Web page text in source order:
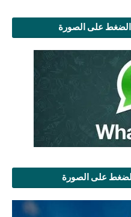
الضغط على الصورة
على الصورة